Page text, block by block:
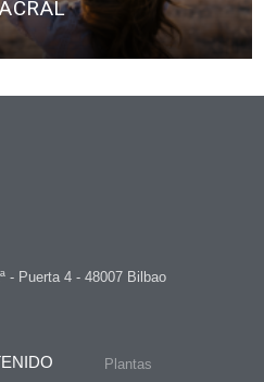
- Puerta 4 - 48007 Bilbao
Plantas